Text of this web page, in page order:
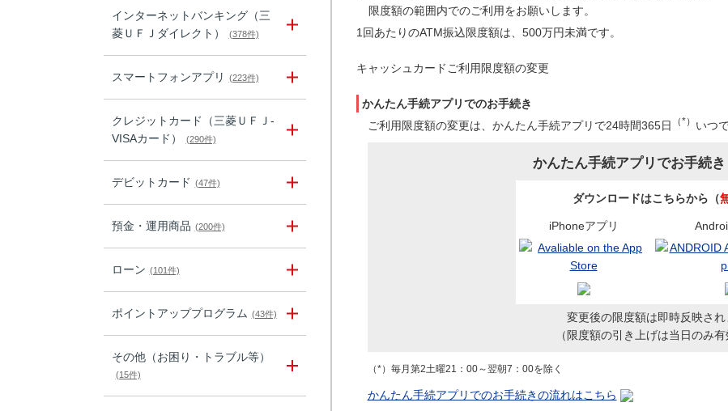
インターネットバンキング（三
菱ＵＦＪダイレクト）
(378件)
スマートフォンアプリ (223件)
クレジットカード（三菱ＵＦＪ-
VISAカード）
(290件)
デビットカード (47件)
預金・運用商品 (200件)
ローン (101件)
ポイントアッププログラム (43件)
その他（お困り・トラブル等）
(15件)
限度額の範囲内でのご利用をお願いします。
1回あたりのATM振込限度額は、500万円未満です。
キャッシュカードご利用限度額の変更
かんたん手続アプリでのお手続き
ご利用限度額の変更は、かんたん手続アプリで24時間365日
（*） いつ
かんたん手続アプリでお手続
ダウンロードはこちらから（
iPhoneアプリ
変更後の限度額は即時反映され
（限度額の引き上げは当日のみ有
（*）毎月第2土曜21：00～翌朝7：00を除く
かんたん手続アプリでのお手続きの流れはこちら